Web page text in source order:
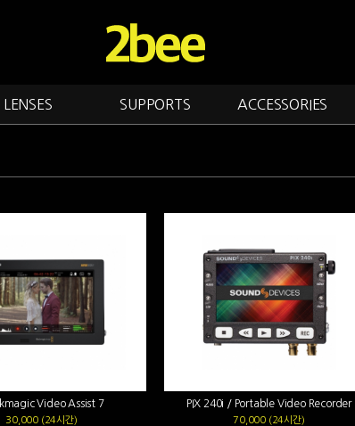
LENSES SUPPORTS ACCESSORIES
Video Assist 7
30,000 (24시간)
PIX 240i / Portable Video Recorder
70,000 (24시간)